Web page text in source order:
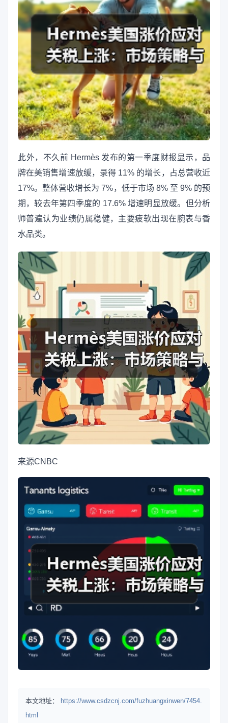
此外，不久前 Hermès 发布的第一季度财报显示，品
牌在美销售增速放缓，录得 11% 的增长，占总营收近
17%。整体营收增长为 7%，低于市场 8% 至 9% 的预
期，较去年第四季度的 17.6% 增速明显放缓。但分析
师普遍认为业绩仍属稳健，主要疲软出现在腕表与香
水品类。
来源CNBC
本文地址：
https://www.csdzcnj.com/fuzhuangxinwen/7454.
html